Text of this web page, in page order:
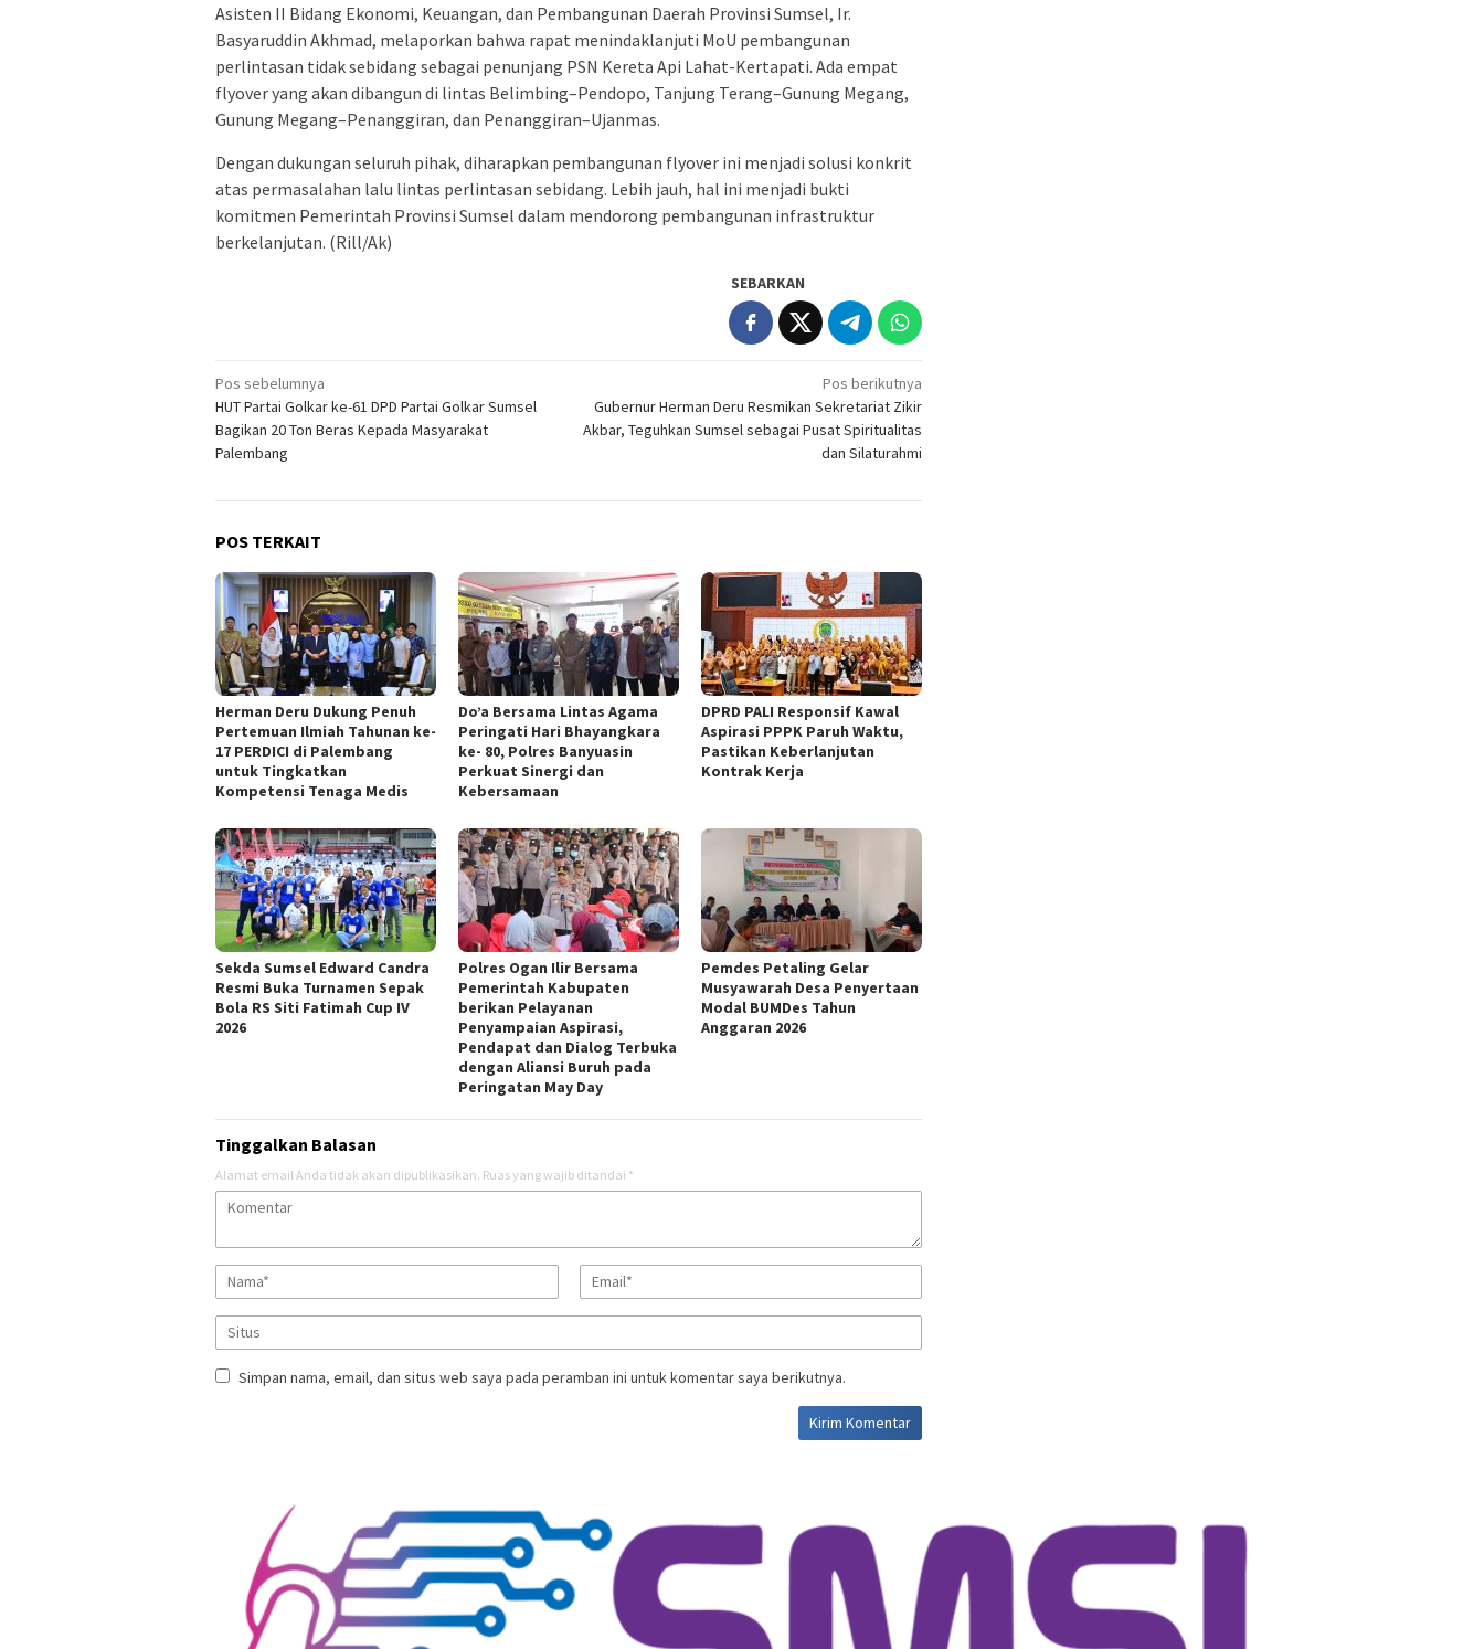
Asisten II Bidang Ekonomi, Keuangan, dan Pembangunan Daerah Provinsi Sumsel, Ir.
Basyaruddin Akhmad, melaporkan bahwa rapat menindaklanjuti MoU pembangunan
perlintasan tidak sebidang sebagai penunjang PSN Kereta Api Lahat-Kertapati. Ada empat
flyover yang akan dibangun di lintas Belimbing–Pendopo, Tanjung Terang–Gunung Megang,
Gunung Megang–Penanggiran, dan Penanggiran–Ujanmas.
Dengan dukungan seluruh pihak, diharapkan pembangunan flyover ini menjadi solusi konkrit
atas permasalahan lalu lintas perlintasan sebidang. Lebih jauh, hal ini menjadi bukti
komitmen Pemerintah Provinsi Sumsel dalam mendorong pembangunan infrastruktur
berkelanjutan. (Rill/Ak)
SEBARKAN
Navigasi
pos
Pos sebelumnya
HUT Partai Golkar ke-61 DPD Partai Golkar Sumsel
Bagikan 20 Ton Beras Kepada Masyarakat
Palembang
Pos berikutnya
Gubernur Herman Deru Resmikan Sekretariat Zikir
Akbar, Teguhkan Sumsel sebagai Pusat Spiritualitas
dan Silaturahmi
POS TERKAIT
Herman Deru Dukung Penuh
Pertemuan Ilmiah Tahunan ke-
17 PERDICI di Palembang
untuk Tingkatkan
Kompetensi Tenaga Medis
Do’a Bersama Lintas Agama
Peringati Hari Bhayangkara
ke- 80, Polres Banyuasin
Perkuat Sinergi dan
Kebersamaan
DPRD PALI Responsif Kawal
Aspirasi PPPK Paruh Waktu,
Pastikan Keberlanjutan
Kontrak Kerja
Sekda Sumsel Edward Candra
Resmi Buka Turnamen Sepak
Bola RS Siti Fatimah Cup IV
2026
Polres Ogan Ilir Bersama
Pemerintah Kabupaten
berikan Pelayanan
Penyampaian Aspirasi,
Pendapat dan Dialog Terbuka
dengan Aliansi Buruh pada
Peringatan May Day
Pemdes Petaling Gelar
Musyawarah Desa Penyertaan
Modal BUMDes Tahun
Anggaran 2026
Tinggalkan Balasan
Alamat email Anda tidak akan dipublikasikan. Ruas yang wajib ditandai *
Simpan nama, email, dan situs web saya pada peramban ini untuk komentar saya berikutnya.